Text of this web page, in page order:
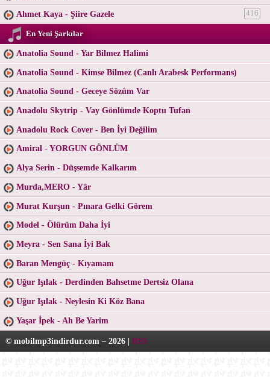
Ahmet Kaya - Şiire Gazele 416
En Yeni Şarkılar
Anatolia Sound - Yar Bilmez Halimi
Anatolia Sound - Kimse Bilmez (Canlı Arabesk Performans)
Anatolia Sound - Geceye Sözüm Var
Anadolu Skytrip - Vay Gönlümde Koptu Tufan
Anadolu Rock Cover - Ben İyi Değilim
Amiral - YORGUN GÖNLÜM
Alya Serin - Düşsemde Kalkarım
Murda,MERO - Yâr
Murat Kurşun - Pınara Gelki Görem
Model - Ölürüm Daha İyi
Meyra - Sen Sana İyi Bak
Baran Mengüç - Kıyamam
Uğur Işılak - Derdinden Bahsetme Dertsiz Olana
Uğur Işılak - Neylesin Ki Köz Bana
Yaşar İpek - Ah Be Yarim
© mobilmp3indirdur.com – 2026 | RSS